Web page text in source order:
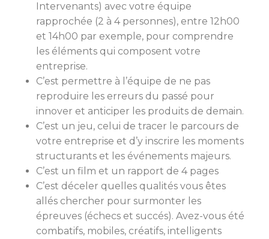
Intervenants) avec votre équipe
rapprochée (2 à 4 personnes), entre 12h00
et 14h00 par exemple, pour comprendre
les éléments qui composent votre
entreprise.
C’est permettre à l’équipe de ne pas
reproduire les erreurs du passé pour
innover et anticiper les produits de demain.
C’est un jeu, celui de tracer le parcours de
votre entreprise et d’y inscrire les moments
structurants et les événements majeurs.
C’est un film et un rapport de 4 pages
C’est déceler quelles qualités vous êtes
allés chercher pour surmonter les
épreuves (échecs et succés). Avez-vous été
combatifs, mobiles, créatifs, intelligents